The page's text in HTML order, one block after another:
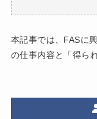
本記事では、FASに
の仕事内容と「得ら